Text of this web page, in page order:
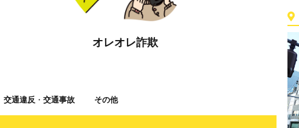
オレオレ詐欺
交通違反 ・ 交通事故 その他